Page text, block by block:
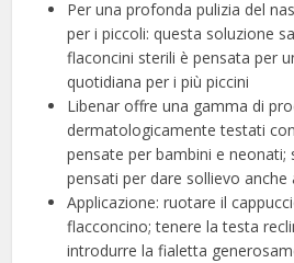
Per una profonda pulizia del
per i piccoli: questa soluzione
flaconcini sterili è pensata per
quotidiana per i più piccini
Libenar offre una gamma di
dermatologicamente testati
pensate per bambini e neonati;
pensati per dare sollievo anche
Applicazione: ruotare il
flacconcino; tenere la testa
introdurre la fialetta